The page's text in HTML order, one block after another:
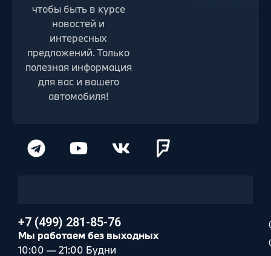
чтобы быть в курсе
новостей и
интересных
предложений. Только
полезная информация
для вас и вашего
автомобиля!
+7 (499) 281-85-76
Мы работаем без выходных
10:00 — 21:00 Будни